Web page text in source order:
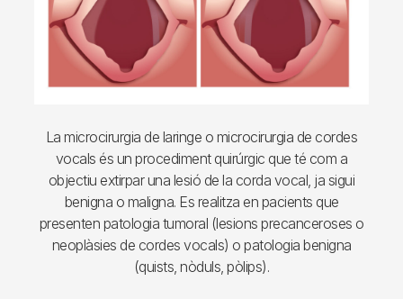
La microcirurgia de laringe o microcirurgia de cordes
vocals és un procediment quirúrgic que té com a
objectiu extirpar una lesió de la corda vocal, ja sigui
benigna o maligna. Es realitza en pacients que
presenten patologia tumoral (lesions precanceroses o
neoplàsies de cordes vocals) o patologia benigna
(quists, nòduls, pòlips).